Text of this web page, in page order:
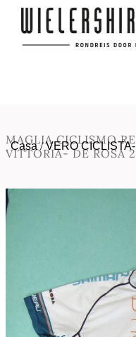
MAGLIA CICLISMO
VITTORIA- DE ROSA
Casa/VERO